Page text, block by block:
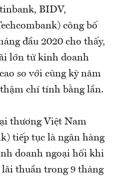
BIDV,
công bố
đầu 2020 cho thấy,
lớn từ kinh doanh
so với cùng kỳ năm
chí tính bằng lần.
thương Việt Nam
tiếp tục là ngân hàng
doanh ngoại hối khi
lãi thuần trong 9 tháng